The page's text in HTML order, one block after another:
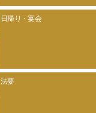
日帰り・宴会
法要